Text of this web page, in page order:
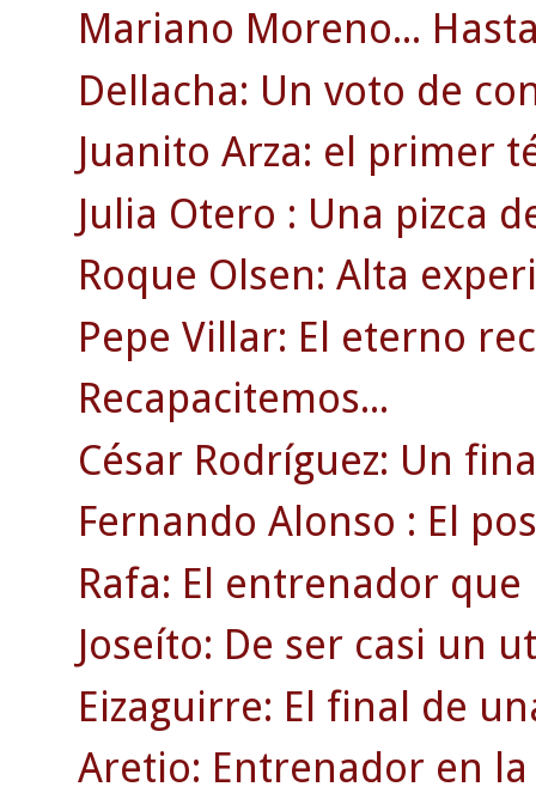
Mariano Moreno...
Dellacha: Un voto de
Juanito Arza: el primer
Julia Otero : Una pizca
Roque Olsen: Alta
Pepe Villar: El eterno
Recapacitemos...
César Rodríguez: Un
Fernando Alonso : El
Rafa: El entrenador
Joseíto: De ser casi un
Eizaguirre: El final de
Aretio: Entrenador en